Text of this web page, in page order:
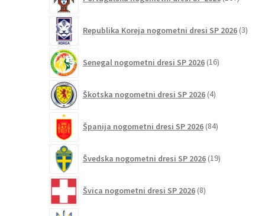
Republika Koreja nogometni dresi SP 2026 3
Senegal nogometni dresi SP 2026 16izdelkov
Škotska nogometni dresi SP 2026 4izdelki
Španija nogometni dresi SP 2026 84izdelkov
Švedska nogometni dresi SP 2026 19izdelkov
Švica nogometni dresi SP 2026 8izdelkov